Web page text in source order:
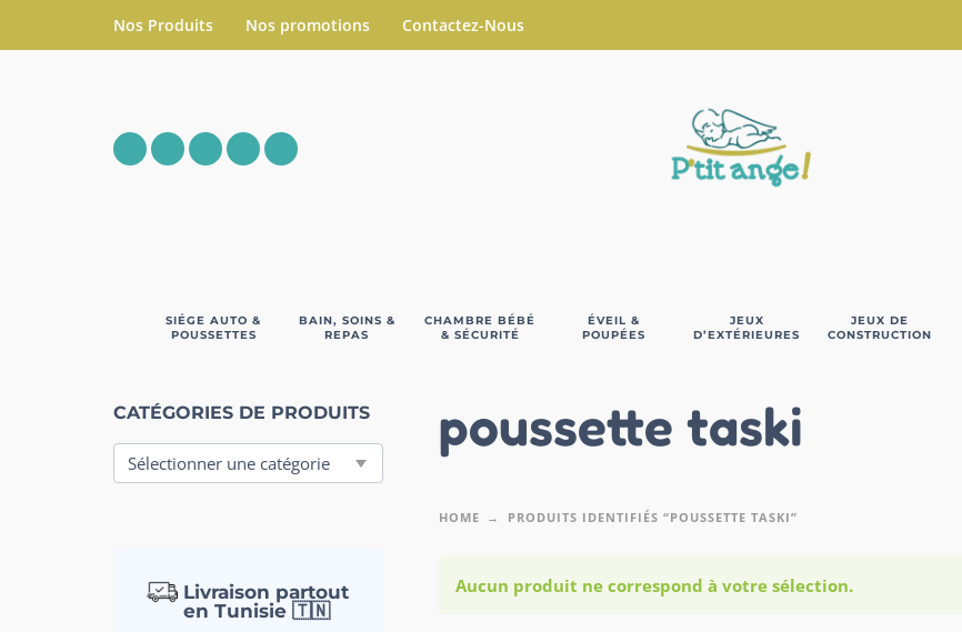
Nos Produits Nos promotions Contactez-Nous
SIÉGE AUTO &
POUSSETTES
BAIN, SOINS &
REPAS
CHAMBRE BÉBÉ
& SÉCURITÉ
ÉVEIL &
POUPÉES
JEUX
D’EXTÉRIEURES
JEUX DE
CONSTRUCTION
CATÉGORIES DE PRODUITS
Livraison partout
en Tunisie 🇹🇳
poussette taski
HOME PRODUITS IDENTIFIÉS “POUSSETTE TASKI”
Aucun produit ne correspond à votre sélection.